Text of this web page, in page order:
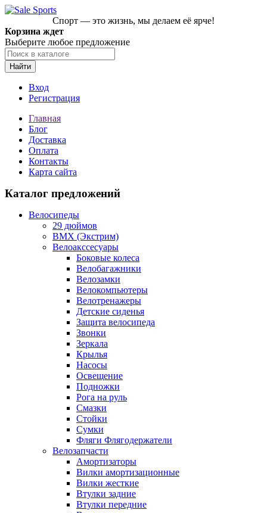
Спорт — это жизнь, мы делаем её ярче!
Корзина ждет
Выберите любое предложение
Найти
Вход
Регистрация
Главная
Блог
Доставка
Оплата
Контакты
Карта сайта
Каталог предложений
Велосипеды
29 дюймов
BMX (Экстрим)
Велоакссесуары
Боковые колеса
Велобагажники
Велозамки
Велокомпьютеры
Велотренажеры
Детские сиденья
Защита велосипеда
Звонки
Зеркала
Крылья
Насосы
Освещение
Подножки
Рога на руль
Смазки
Стойки
Сумки
Фляги Флягодержатели
Велозапчасти
Амортизаторы
Вилки амортизационные
Вилки жесткие
Втулки задние
Втулки передние